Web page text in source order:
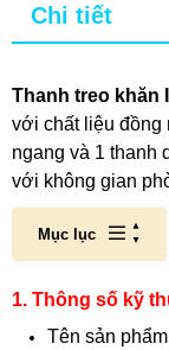
Chi tiết
Thanh treo khăn
với chất liệu đồng
ngang và 1 thanh
với không gian
Mục lục
1. Thông số kỹ
Tên sản